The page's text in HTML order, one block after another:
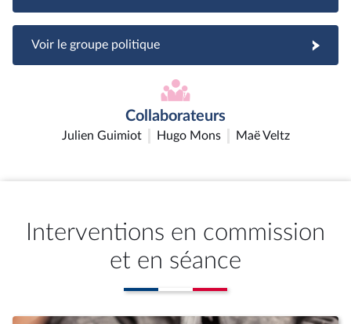
Voir le groupe politique
Collaborateurs
Julien Guimiot Hugo Mons Maë Veltz
Interventions en commission
et en séance